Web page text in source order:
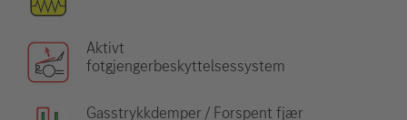
Aktivt
fotgjengerbeskyttelsessystem
Gasstrykkdemper / Forspent fjær